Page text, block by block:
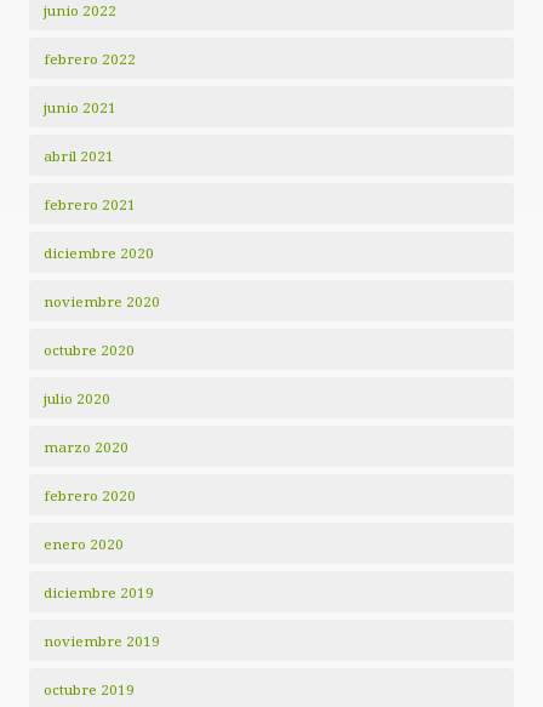
junio 2022
febrero 2022
junio 2021
abril 2021
febrero 2021
diciembre 2020
noviembre 2020
octubre 2020
julio 2020
marzo 2020
febrero 2020
enero 2020
diciembre 2019
noviembre 2019
octubre 2019